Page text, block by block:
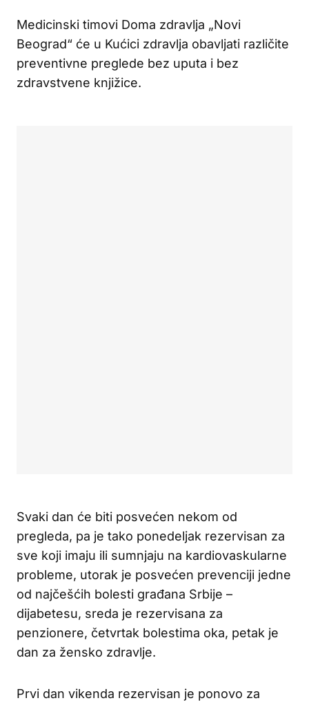
Medicinski timovi Doma zdravlja „Novi
Beograd“ će u Kućici zdravlja obavljati različite
preventivne preglede bez uputa i bez
zdravstvene knjižice.
Svaki dan će biti posvećen nekom od
pregleda, pa je tako ponedeljak rezervisan za
sve koji imaju ili sumnjaju na kardiovaskularne
probleme, utorak je posvećen prevenciji jedne
od najčešćih bolesti građana Srbije –
dijabetesu, sreda je rezervisana za
penzionere, četvrtak bolestima oka, petak je
dan za žensko zdravlje.
Prvi dan vikenda rezervisan je ponovo za